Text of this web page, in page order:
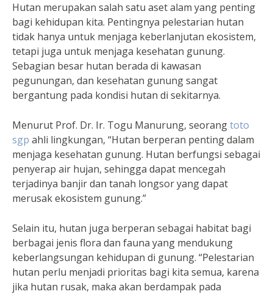
Hutan merupakan salah satu aset alam yang penting
bagi kehidupan kita. Pentingnya pelestarian hutan
tidak hanya untuk menjaga keberlanjutan ekosistem,
tetapi juga untuk menjaga kesehatan gunung.
Sebagian besar hutan berada di kawasan
pegunungan, dan kesehatan gunung sangat
bergantung pada kondisi hutan di sekitarnya.
Menurut Prof. Dr. Ir. Togu Manurung, seorangtoto
sgp ahli lingkungan, “Hutan berperan penting dalam
menjaga kesehatan gunung. Hutan berfungsi sebagai
penyerap air hujan, sehingga dapat mencegah
terjadinya banjir dan tanah longsor yang dapat
merusak ekosistem gunung.”
Selain itu, hutan juga berperan sebagai habitat bagi
berbagai jenis flora dan fauna yang mendukung
keberlangsungan kehidupan di gunung. “Pelestarian
hutan perlu menjadi prioritas bagi kita semua, karena
jika hutan rusak, maka akan berdampak pada